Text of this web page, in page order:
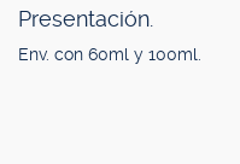
Presentación.
Env. con 60ml y 100ml.